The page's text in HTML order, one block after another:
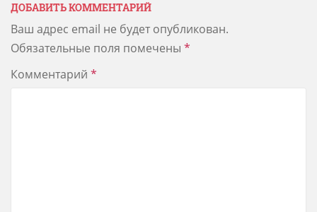
ДОБАВИТЬ КОММЕНТАРИЙ
Ваш адрес email не будет опубликован.
Обязательные поля помечены *
Комментарий *